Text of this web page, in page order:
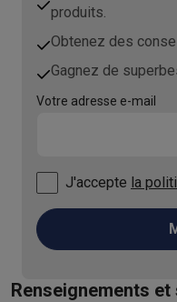
produits.
Obtenez des
Gagnez de
Votre adresse e-mail
J'accepte la
Renseignements